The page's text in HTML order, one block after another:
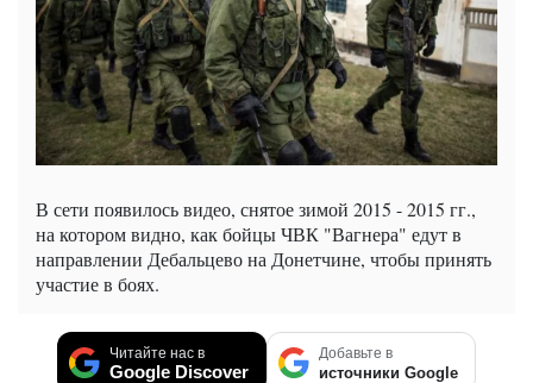
В сети появилось видео, снятое зимой 2015 - 2015 гг.,
на котором видно, как бойцы ЧВК "Вагнера" едут в
направлении Дебальцево на Донетчине, чтобы принять
участие в боях.
Читайте нас в
Google Discover
Добавьте в
источники Google